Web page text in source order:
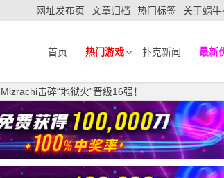
网址发布页 文章归档 热门标签 关于蜗牛
首页 热门游戏 扑克新闻 最新
击碎“地狱火”晋级16强！